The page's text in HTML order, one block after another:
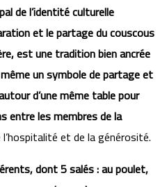
de l’identité culturelle
et le partage du couscous
est une tradition bien ancrée
un symbole de partage et
d’une même table pour
entre les membres de la
et de la générosité.
dont 5 salés : au poulet,